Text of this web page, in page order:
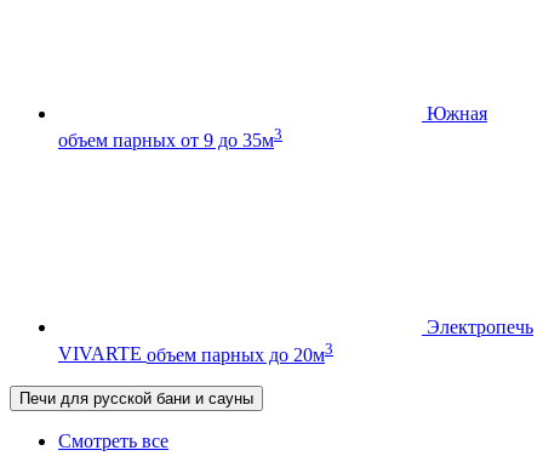
Южная
объем парных от 9 до 35м3
Электропечь
VIVARTE объем парных до 20м3
Печи для русской бани и сауны
Смотреть все